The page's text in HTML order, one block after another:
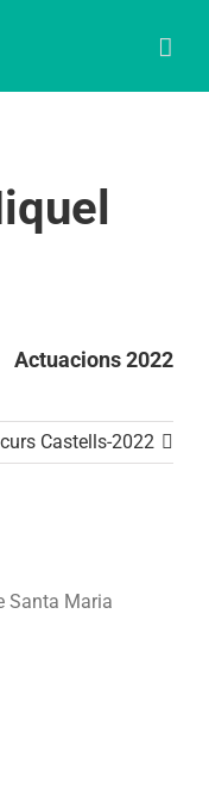
Actuacions 2022
Castells-2022
Santa Maria